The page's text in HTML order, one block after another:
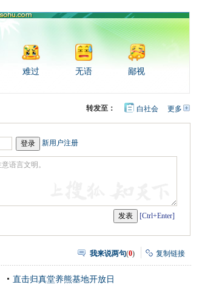
难过 无语 鄙视
更多开
转发至： 白社会
新用户注册
[Ctrl+Enter]
我来说两句(0) 复制链接
直击归真堂养熊基地开放日